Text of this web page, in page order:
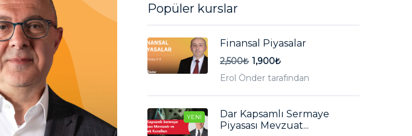
Popüler kurslar
Finansal Piyasalar
2,500₺ 1,900₺
Erol Önder tarafından
YENI
Dar Kapsamlı Sermaye
Piyasası Mevzuat...